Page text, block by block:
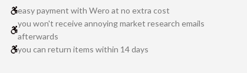
easy payment with Wero at no extra cost
you won't receive annoying market research emails
afterwards
you can return items within 14 days